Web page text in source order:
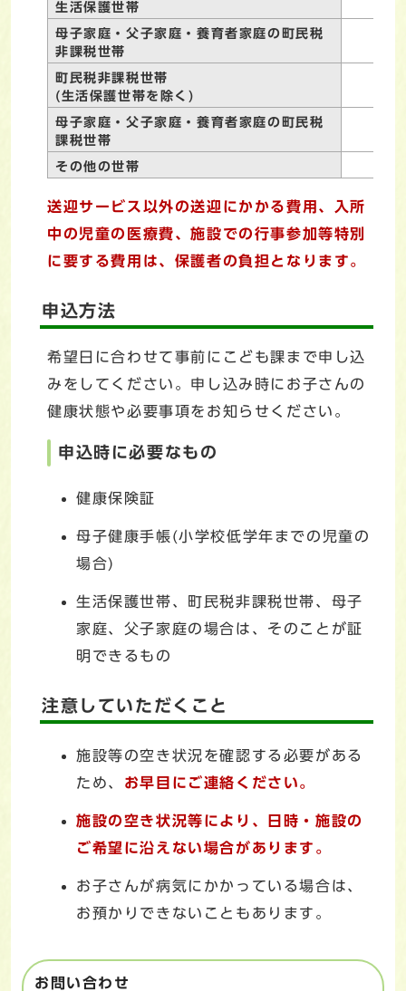
生活保護世帯
母子家庭・父子家庭・養育者家庭の町民税
非課税世帯
町民税非課税世帯
(生活保護世帯を除く)
母子家庭・父子家庭・養育者家庭の町民税
課税世帯
その他の世帯
送迎サービス以外の送迎にかかる費用、入所
中の児童の医療費、施設での行事参加等特別
に要する費用は、保護者の負担となります。
申込方法
希望日に合わせて事前にこども課まで申し込
みをしてください。申し込み時にお子さんの
健康状態や必要事項をお知らせください。
申込時に必要なもの
健康保険証
母子健康手帳(小学校低学年までの児童の
場合)
生活保護世帯、町民税非課税世帯、母子
家庭、父子家庭の場合は、そのことが証
明できるもの
注意していただくこと
施設等の空き状況を確認する必要がある
ため、 お早目にご連絡ください。
施設の空き状況等により、日時・施設の
ご希望に沿えない場合があります。
お子さんが病気にかかっている場合は、
お預かりできないこともあります。
お問い合わせ